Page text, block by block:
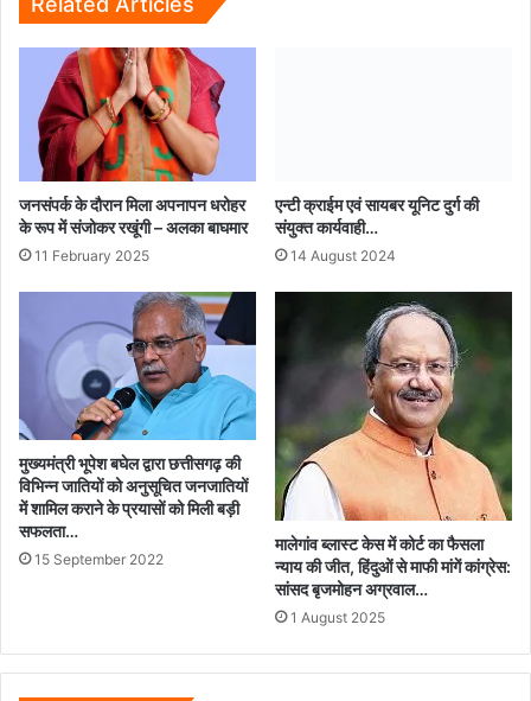
लिए
प्रतिबद्ध:
मंत्री
एस.
जयशंकर...
जनसंपर्क के दौरान मिला अपनापन धरोहर
के रूप में संजोकर रखूंगी – अलका बाघमार
11 February 2025
एन्टी क्राईम एवं सायबर यूनिट दुर्ग की
संयुक्त कार्यवाही…
14 August 2024
मुख्यमंत्री भूपेश बघेल द्वारा छत्तीसगढ़ की
विभिन्न जातियों को अनुसूचित जनजातियों
में शामिल कराने के प्रयासों को मिली बड़ी
सफलता…
15 September 2022
मालेगांव ब्लास्ट केस में कोर्ट का फैसला
न्याय की जीत, हिंदुओं से माफी मांगें कांग्रेस:
सांसद बृजमोहन अग्रवाल…
1 August 2025